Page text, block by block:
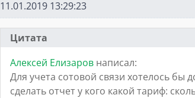
11.01.2019 13:29:23
Цитата
Алексей Елизаров написал:
Для учета сотовой связи хотелось бы
сделать отчет у кого какой тариф: